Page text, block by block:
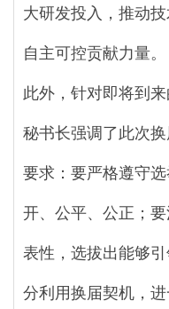
大研发投入，推动
自主可控贡献力量。
此外，针对即将到
秘书长强调了此次
要求：要严格遵守
开、公平、公正；
表性，选拔出能够
分利用换届契机，